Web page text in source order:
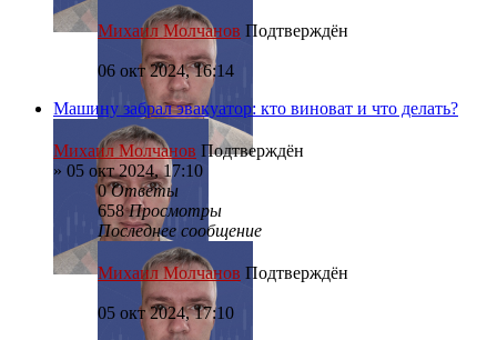
Михаил Молчанов Подтверждён
06 окт 2024, 16:14
Машину забрал эвакуатор: кто виноват и что делать?
Михаил Молчанов Подтверждён
» 05 окт 2024, 17:10
0Ответы
658Просмотры
Последнее сообщение
Михаил Молчанов Подтверждён
05 окт 2024, 17:10